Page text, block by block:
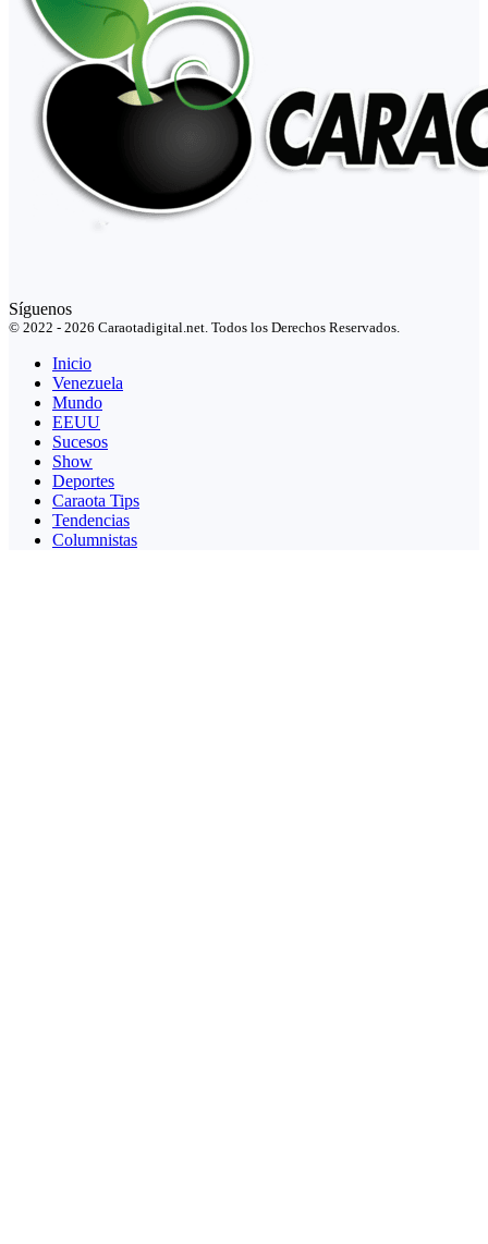
Síguenos
© 2022 - 2026 Caraotadigital.net. Todos los Derechos Reservados.
Inicio
Venezuela
Mundo
EEUU
Sucesos
Show
Deportes
Caraota Tips
Tendencias
Columnistas